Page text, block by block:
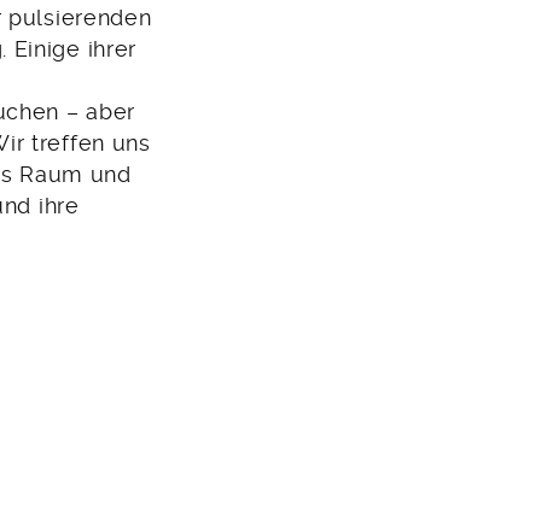
pulsierenden
Einige ihrer
– aber
treffen uns
Raum und
ihre